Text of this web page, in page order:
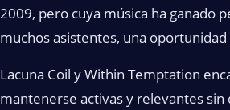
2009, pero cuya música ha ganado
muchos asistentes, una
Lacuna Coil y Within Temptation
mantenerse activas y relevantes